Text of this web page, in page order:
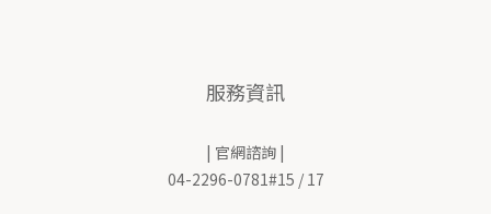
服務資訊
| 官網諮詢 |
04-2296-0781#15 / 17